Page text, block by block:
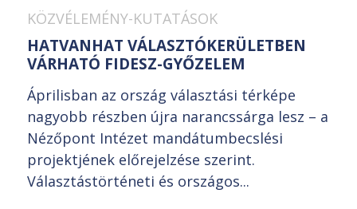
KÖZVÉLEMÉNY-KUTATÁSOK
HATVANHAT VÁLASZTÓKERÜLETBEN
VÁRHATÓ FIDESZ-GYŐZELEM
Áprilisban az ország választási térképe
nagyobb részben újra narancssárga lesz – a
Nézőpont Intézet mandátumbecslési
projektjének előrejelzése szerint.
Választástörténeti és országos...